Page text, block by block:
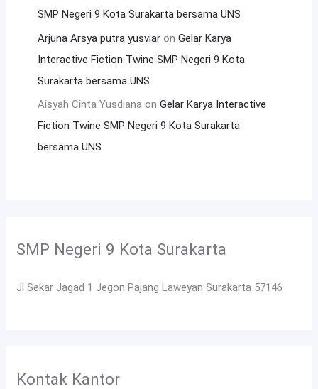
SMP Negeri 9 Kota Surakarta bersama UNS
Arjuna Arsya putra yusviar onGelar Karya
Interactive Fiction Twine SMP Negeri 9 Kota
Surakarta bersama UNS
Aisyah Cinta Yusdiana onGelar Karya Interactive
Fiction Twine SMP Negeri 9 Kota Surakarta
bersama UNS
SMP Negeri 9 Kota Surakarta
Jl Sekar Jagad 1 Jegon Pajang Laweyan Surakarta 57146
Kontak Kantor